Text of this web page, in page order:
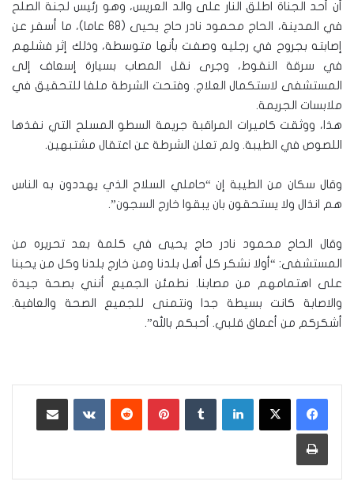
أن أحد الجناة اطلق النار على والد العريس، وهو رئيس لجنة الصلح
في المدينة، الحاج محمود نادر حاج يحيى (68 عاما)، ما أسفر عن
إصابته بجروح في رجليه وصفت بأنها متوسطة، وذلك إثر فشلهم
في سرقة النقوط، وجرى نقل المصاب بسيارة إسعاف إلى
المستشفى لاستكمال العلاج. وفتحت الشرطة ملفا للتحقيق في
ملابسات الجريمة.
هذا، ووثقت كاميرات المراقبة جريمة السطو المسلح التي نفذها
اللصوص في الطيبة. ولم تعلن الشرطة عن اعتقال مشتبهين.
وقال سكان من الطيبة إن “حاملي السلاح الذي يهددون به الناس
هم انذال ولا يستحقون بان يبقوا خارج السجون”.
وقال الحاج محمود نادر حاج يحيى في كلمة بعد تحريره من
المستشفى: “أولا نشكر كل أهل بلدنا ومن خارج بلدنا وكل من يحبنا
على اهتمامهم من مصابنا. نطمئن الجميع أنني بصحة جيدة
والاصابة كانت بسيطة جدا ونتمنى للجميع الصحة والعافية.
أشكركم من أعماق قلبي. أحبكم بالله”.
لينكدإن بينتيريست ‏VKontakte
طباعة